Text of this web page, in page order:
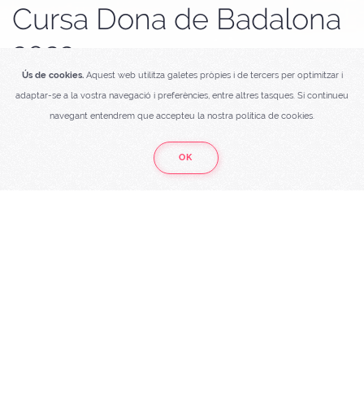
Ús de cookies. Aquest web utilitza galetes pròpies i de tercers per optimitzar i
adaptar-se a la vostra navegació i preferències, entre altres tasques. Si continueu
navegant entendrem que accepteu la nostra política de cookies.
OK
Cursa Dona de Badalona
2022
Les heroïnes de veritat corren de rosa
CURSA DE LA DONA DE BADALONA
organitzada per Bubo Sports Events,